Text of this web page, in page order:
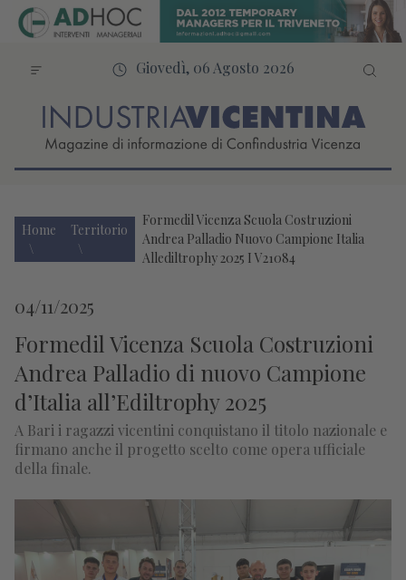
Giovedì, 06 Agosto 2026
Home Territorio
Formedil Vicenza Scuola Costruzioni
Andrea Palladio Nuovo Campione Italia
Allediltrophy 2025 I V21084
04/11/2025
Formedil Vicenza Scuola Costruzioni
Andrea Palladio di nuovo Campione
d’Italia all’Ediltrophy 2025
A Bari i ragazzi vicentini conquistano il titolo nazionale e
firmano anche il progetto scelto come opera ufficiale
della finale.